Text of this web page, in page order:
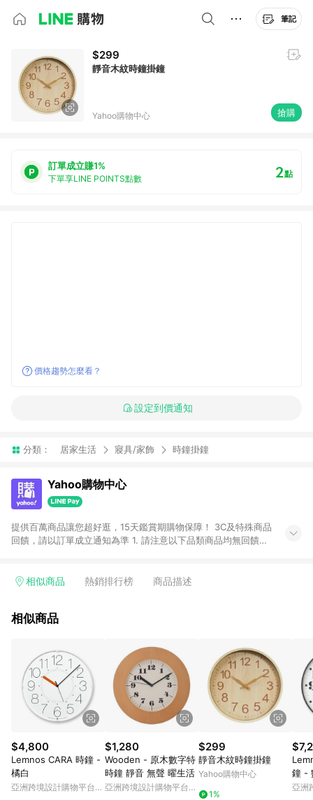
筆記
$299
靜音木紋時鐘掛鐘
Yahoo購物中心 搶購
訂單成立賺1%
下單享LINE POINTS點數 2點
價格趨勢怎麼看？
設定到價通知
分類： 居家生活 寢具/家飾 時鐘掛鐘
Yahoo購物中心
提供百萬商品讓您超好逛，15天鑑賞期購物保障！ 3C及特殊商品
回饋，請以訂單成立通知為準 1. 請注意以下品類商品均無回饋：
電玩/遊戲/相機/單眼/鏡頭/拍立得 [2024/6/1起適用] -內接硬
的購回饋活動享Yahoo超贈點回饋者 - 購物中心商店之商品：商
3. 訂單回饋金額將扣除運費/購物金/超贈點/福利金/紅利折抵/折
價券等虛擬貨幣折抵 4. 大宗採購或批發轉賣不具回饋資格： 如
有相關事證認定您為大宗採購、批發轉賣而非最終消費使用者，
相關認定以Yahoo購物中心之認定為準
相似商品 熱銷排行榜 商品描述
相似商品
$4,800
Lemnos CARA 時鐘 -
橘白
亞洲跨境設計購物平台
$1,280
Wooden - 原木數字特
時鐘 靜音 無聲 曜生活
亞洲跨境設計購物平台
$299
靜音木紋時鐘掛鐘
Yahoo購物中心
1%
鐘 -
亞洲